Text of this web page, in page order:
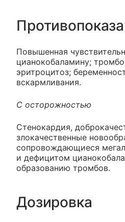
Повышенная
цианокобаламину;
эритроцитоз;
вскармливания.
С осторожностью
Стенокардия,
злокачественные
сопровождающиеся
и дефицитом
образованию тромбов.
Дозировка